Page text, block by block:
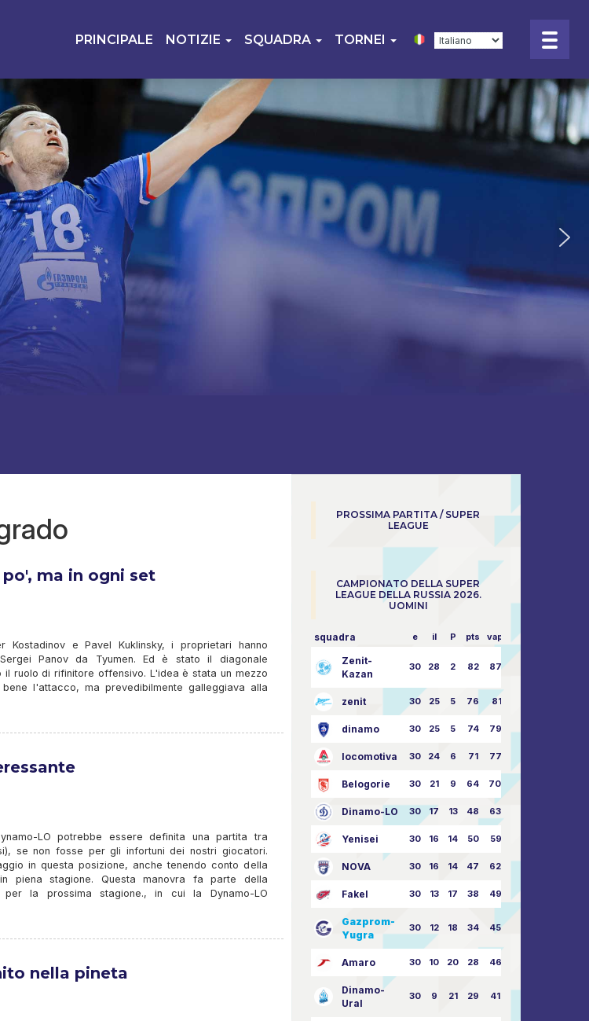
PRINCIPALE NOTIZIE SQUADRA TORNEI
ma in ogni set
Kostadinov e Pavel Kuklinsky, i proprietari hanno
Panov da Tyumen. Ed è stato il diagonale
il ruolo di rifinitore offensivo. L'idea è stata un mezzo
l'attacco, ma prevedibilmente galleggiava alla
LO potrebbe essere definita una partita tra
se non fosse per gli infortuni dei nostri giocatori.
in questa posizione, anche tenendo conto della
piena stagione. Questa manovra fa parte della
per la prossima stagione., in cui la Dynamo-LO
nella pineta
PROSSIMA PARTITA / SUPER
LEAGUE
CAMPIONATO DELLA SUPER
LEAGUE DELLA RUSSIA 2026.
UOMINI
squadra e il P pts vapore
Zenit-
Kazan
30 28 2 82 87:24
zenit 30 25 5 76 81:21
dinamo 30 25 5 74 79:26
locomotiva 30 24 6 71 77:33
Belogorie 30 21 9 64 70:40
Dinamo-LO 30 17 13 48 63:57
Yenisei 30 16 14 50 59:53
NOVA 30 16 14 47 62:58
Fakel 30 13 17 38 49:62
Gazprom-
Yugra
30 12 18 34 45:63
Amaro 30 10 20 28 46:73
Dinamo-
Ural
30 9 21 29 41:70